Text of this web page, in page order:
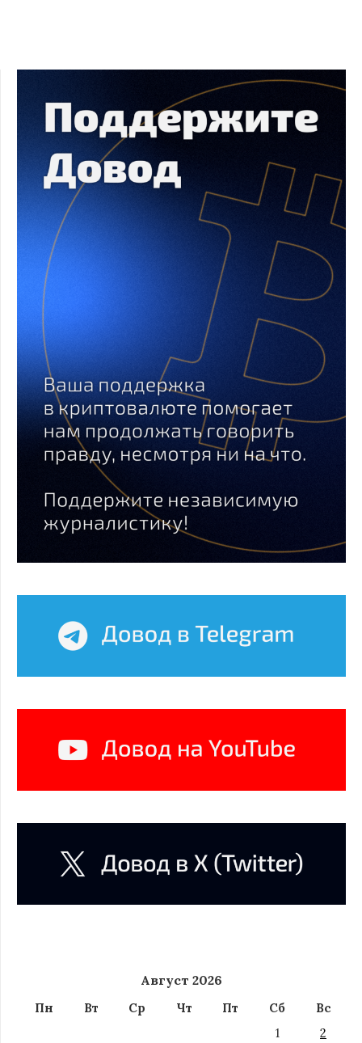
Август 2026
Пн Вт Ср Чт Пт Сб
Вс
1
2